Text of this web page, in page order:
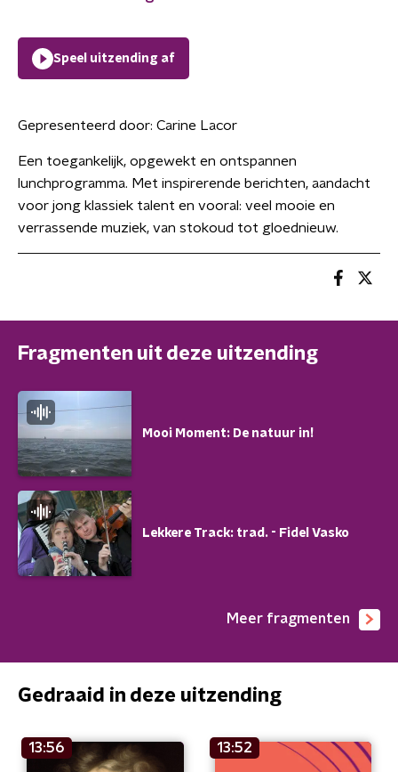
Speel uitzending af
Gepresenteerd door: Carine Lacor
Een toegankelijk, opgewekt en ontspannen
lunchprogramma. Met inspirerende berichten, aandacht
voor jong klassiek talent en vooral: veel mooie en
verrassende muziek, van stokoud tot gloednieuw.
Fragmenten uit deze uitzending
Mooi Moment: De natuur in!
Lekkere Track: trad. - Fidel Vasko
Meer fragmenten
Gedraaid in deze uitzending
13:56 13:52